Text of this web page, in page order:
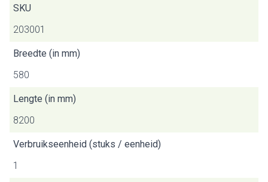
SKU
203001
Breedte (in mm)
580
Lengte (in mm)
8200
Verbruikseenheid (stuks / eenheid)
1